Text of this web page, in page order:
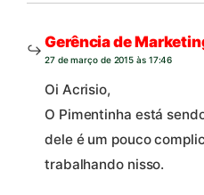
Gerência de
27 de março de 2015 às 17:46
Oi Acrisio,
O Pimentinha está
dele é um pouco
trabalhando nisso.